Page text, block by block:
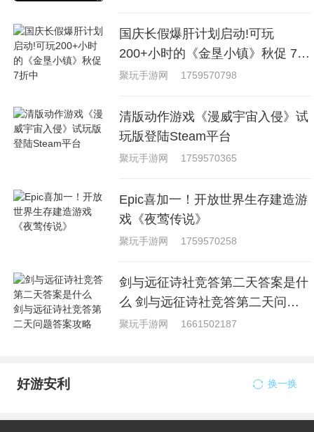
国庆长假爆肝计划启动!可玩
200+小时的《金垦小镇》秋促 7折
中
聚玩手游网 1759570798
清版动作游戏《漫威宇宙入侵》试
玩版登陆Steam平台
聚玩手游网 1759570365
Epic喜加一！开放世界生存建造游
戏《夜莺传说》
聚玩手游网 1759570258
剑与远征诗社竞答第二天答案是什
么 剑与远征诗社竞答第二天问题
答案攻略
聚玩手游网 1661502187
好游安利 换一换